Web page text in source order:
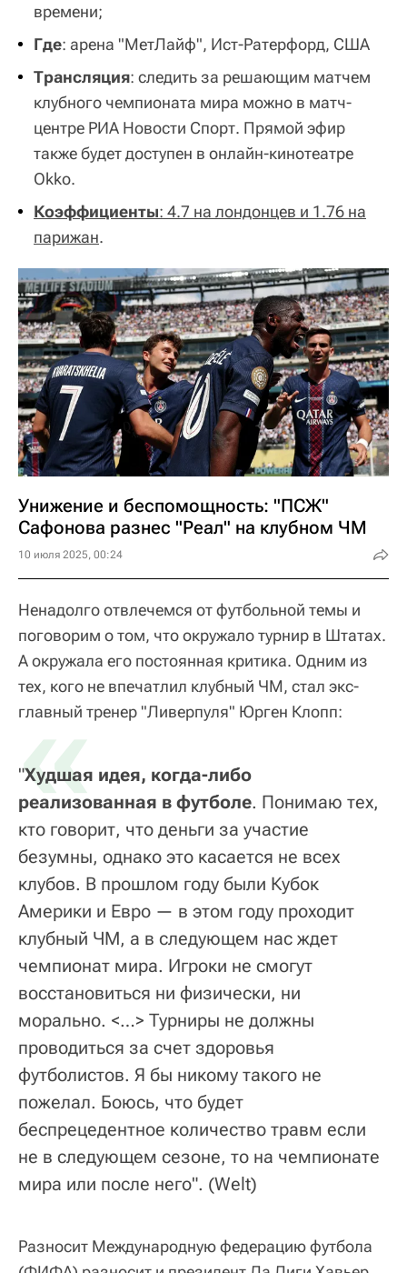
времени;
Где: арена "МетЛайф", Ист-Ратерфорд, США
Трансляция: следить за решающим матчем
клубного чемпионата мира можно в матч-
центре РИА Новости Спорт. Прямой эфир
также будет доступен в онлайн-кинотеатре
Okko.
Коэффициенты: 4.7 на лондонцев и 1.76 на
парижан.
Унижение и беспомощность: "ПСЖ"
Сафонова разнес "Реал" на клубном ЧМ
10 июля 2025, 00:24
Ненадолго отвлечемся от футбольной темы и
поговорим о том, что окружало турнир в Штатах.
А окружала его постоянная критика. Одним из
тех, кого не впечатлил клубный ЧМ, стал экс-
главный тренер "Ливерпуля" Юрген Клопп:
«
"Худшая идея, когда-либо
реализованная в футболе. Понимаю тех,
кто говорит, что деньги за участие
безумны, однако это касается не всех
клубов. В прошлом году были Кубок
Америки и Евро — в этом году проходит
клубный ЧМ, а в следующем нас ждет
чемпионат мира. Игроки не смогут
восстановиться ни физически, ни
морально. <…> Турниры не должны
проводиться за счет здоровья
футболистов. Я бы никому такого не
пожелал. Боюсь, что будет
беспрецедентное количество травм если
не в следующем сезоне, то на чемпионате
мира или после него". (Welt)
Разносит Международную федерацию футбола